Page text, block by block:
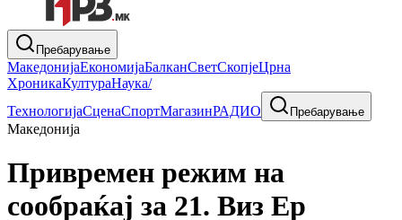
Пребарување
МакедонијаЕкономијаБалканСветСкопјеЦрна
ХроникаКултураНаука/
ТехнологијаСценаСпортМагазинРАДИО Пребарување
Македонија
Привремен режим на
сообраќај за 21. Виз Ер